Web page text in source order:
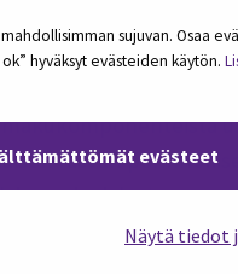
sujuvan. Osaa
hyväksyt evästeiden käytön.
evästeet
Näytä tiedot
rasvan
sianjalostus on
mukaan, koska